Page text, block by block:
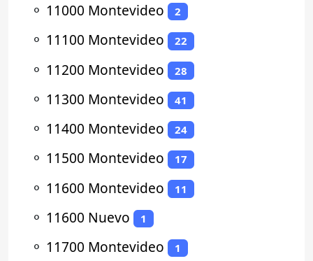
⚬ 11000 Montevideo 2
⚬ 11100 Montevideo 22
⚬ 11200 Montevideo 28
⚬ 11300 Montevideo 41
⚬ 11400 Montevideo 24
⚬ 11500 Montevideo 17
⚬ 11600 Montevideo 11
⚬ 11600 Nuevo 1
⚬ 11700 Montevideo 1